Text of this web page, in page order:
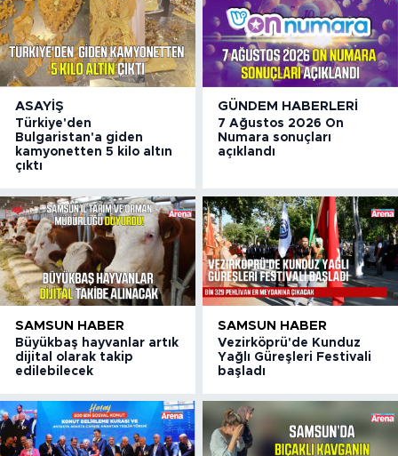
ASAYIŞ
Türkiye'den
Bulgaristan'a giden
kamyonetten 5 kilo altın
çıktı
GÜNDEM HABERLERI
7 Ağustos 2026 On
Numara sonuçları
açıklandı
SAMSUN HABER
Büyükbaş hayvanlar artık
dijital olarak takip
edilebilecek
SAMSUN HABER
Vezirköprü'de Kunduz
Yağlı Güreşleri Festivali
başladı